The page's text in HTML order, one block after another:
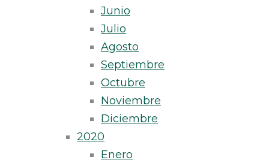
Junio
Julio
Agosto
Septiembre
Octubre
Noviembre
Diciembre
2020
Enero